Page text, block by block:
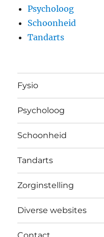
Psycholoog
Schoonheid
Tandarts
Fysio
Psycholoog
Schoonheid
Tandarts
Zorginstelling
Diverse websites